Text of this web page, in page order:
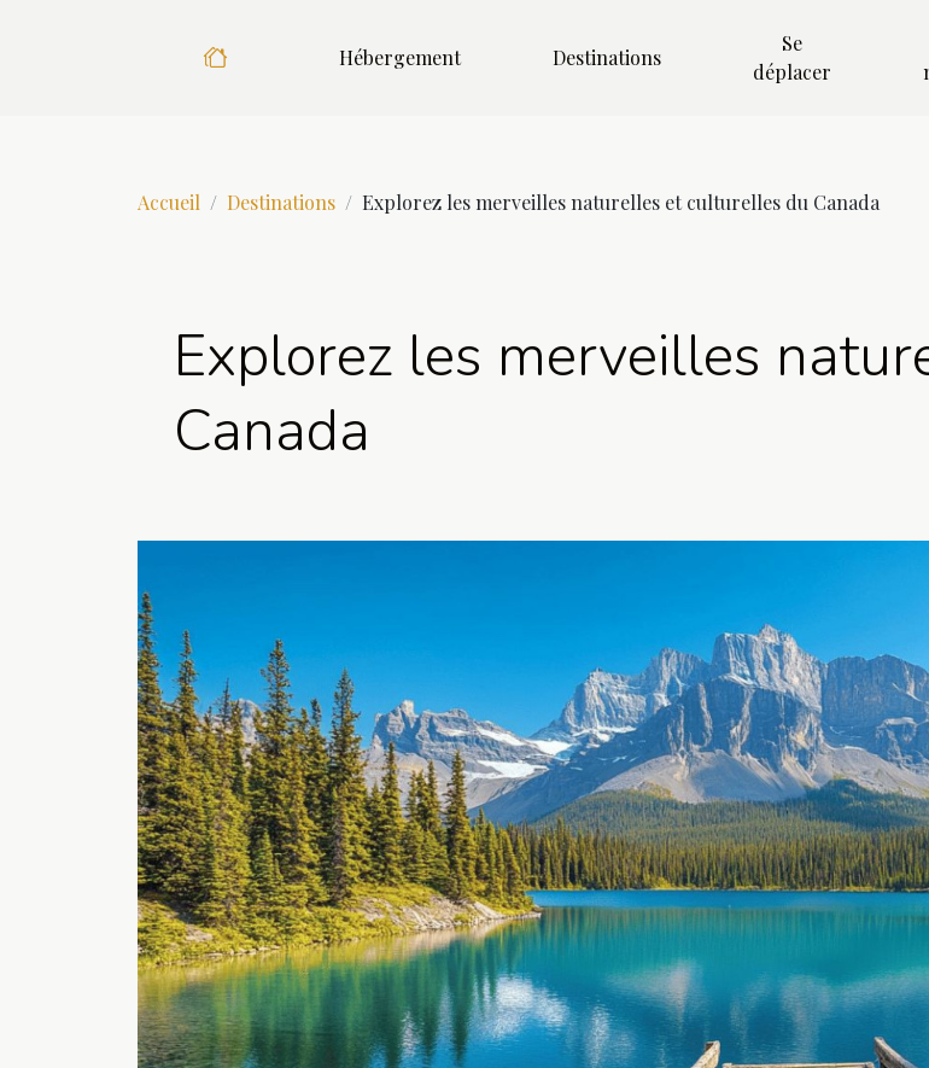
Hébergement Destinations
Se
déplacer
Accueil Destinations Explorez les merveilles naturelles et culturelles du Canada
Explorez les merveilles
Canada